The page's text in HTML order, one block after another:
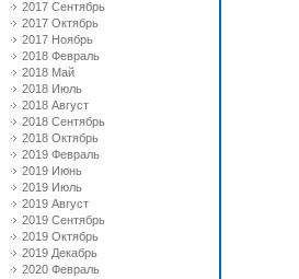
2017 Сентябрь
2017 Октябрь
2017 Ноябрь
2018 Февраль
2018 Май
2018 Июль
2018 Август
2018 Сентябрь
2018 Октябрь
2019 Февраль
2019 Июнь
2019 Июль
2019 Август
2019 Сентябрь
2019 Октябрь
2019 Декабрь
2020 Февраль